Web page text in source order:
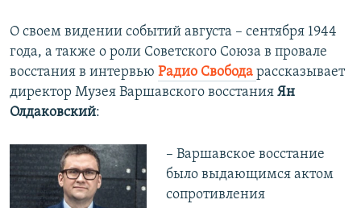
О своем видении событий августа – сентября 1944
года, а также о роли Советского Союза в провале
восстания в интервью Радио Свобода рассказывает
директор Музея Варшавского восстания Ян
Олдаковский:
– Варшавское восстание
было выдающимся актом
сопротивления